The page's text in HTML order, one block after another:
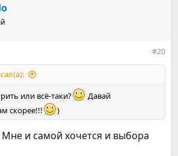
#20
или всё-таки?
Давай
скорее!!!
)
и самой хочется и выбора